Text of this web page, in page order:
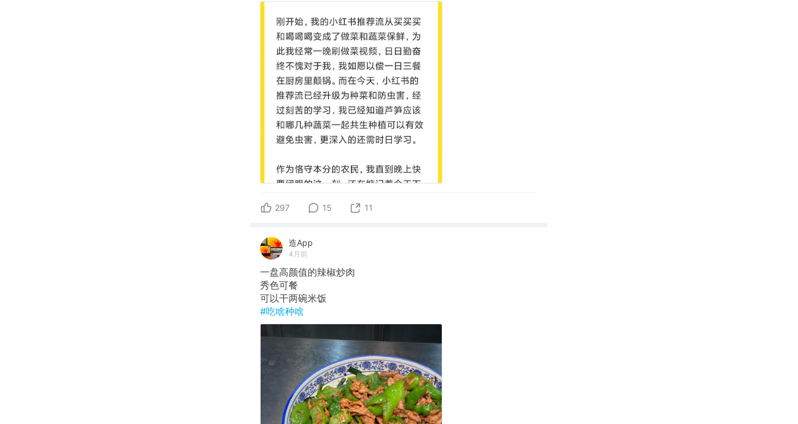
297 15 11
造App
4月前
一盘高颜值的辣椒炒肉
秀色可餐
可以干两碗米饭
#吃啥种啥